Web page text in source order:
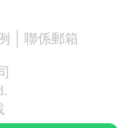
：水生
動」象徵旺
：
聯係郵箱